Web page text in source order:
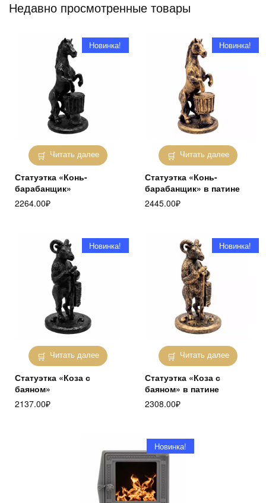
Недавно просмотренные товары
Читать далее
Новинка!
Статуэтка «Конь-
барабанщик»
2264.00₽
Читать далее
Новинка!
Статуэтка «Конь-
барабанщик» в патине
2445.00₽
Читать далее
Новинка!
Статуэтка «Коза с
баяном»
2137.00₽
Читать далее
Новинка!
Статуэтка «Коза с
баяном» в патине
2308.00₽
Новинка!